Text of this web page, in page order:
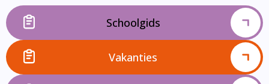
Schoolgids
Vakanties